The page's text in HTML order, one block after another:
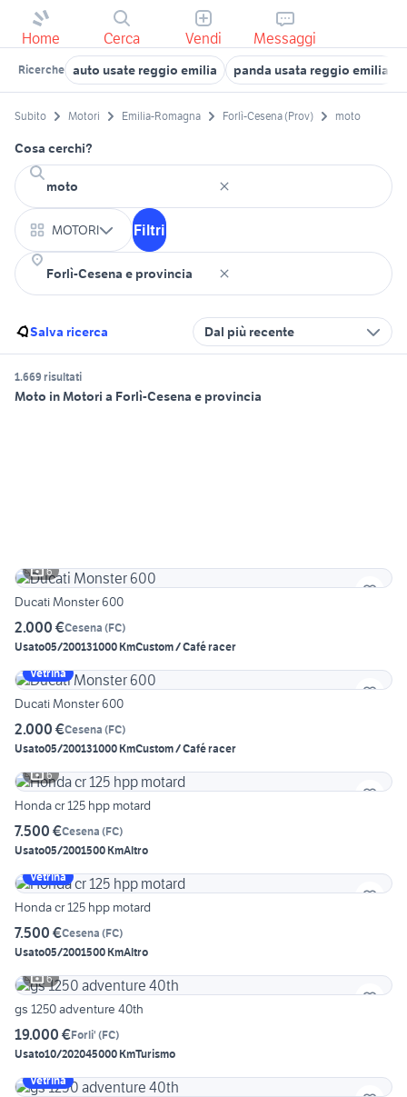
Home Cerca Vendi Messaggi
Ricerche auto usate reggio emilia panda usata reggio emilia
Subito Motori Emilia-Romagna Forlì-Cesena (Prov) moto
Cosa cerchi?
MOTORI Filtri
Salva ricerca Dal più recente
1.669 risultati
Moto in Motori a Forlì-Cesena e provincia
6
Ducati Monster 600
2.000 €Cesena (FC)
Usato05/200131000 KmCustom / Café racer
Vetrina
Ducati Monster 600
2.000 €Cesena (FC)
Usato05/200131000 KmCustom / Café racer
6
Honda cr 125 hpp motard
7.500 €Cesena (FC)
Usato05/2001500 KmAltro
Vetrina
Honda cr 125 hpp motard
7.500 €Cesena (FC)
Usato05/2001500 KmAltro
6
gs 1250 adventure 40th
19.000 €Forli' (FC)
Usato10/202045000 KmTurismo
Vetrina